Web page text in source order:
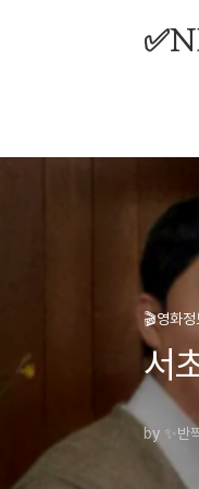
🎬영화정
서
by ✨반